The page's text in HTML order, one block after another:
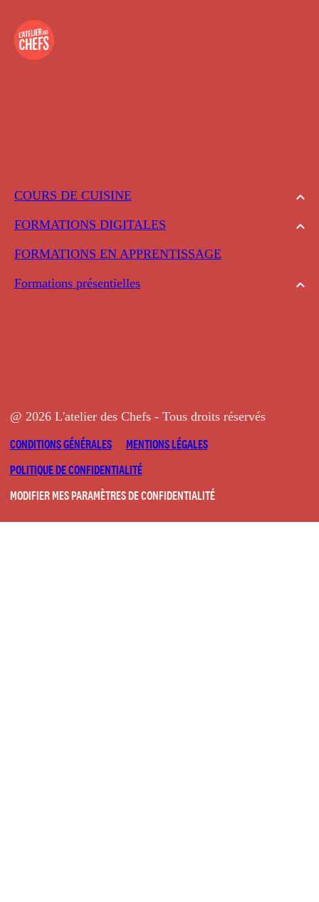
COURS DE CUISINE
FORMATIONS DIGITALES
FORMATIONS EN APPRENTISSAGE
Formations présentielles
@ 2026 L'atelier des Chefs - Tous droits réservés
CONDITIONS GÉNÉRALES
MENTIONS LÉGALES
POLITIQUE DE CONFIDENTIALITÉ
MODIFIER MES PARAMÈTRES DE CONFIDENTIALITÉ